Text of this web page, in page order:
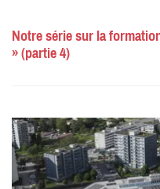
Notre série sur la
» (partie 4)